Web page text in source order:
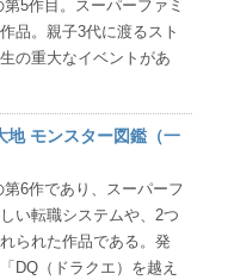
5作目。スーパーファミ
品。親子3代に渡るスト
の重大なイベントがあ
地 モンスター図鑑（一
6作であり、スーパーフ
い転職システムや、2つ
られた作品である。発
DQ（ドラクエ）を越え